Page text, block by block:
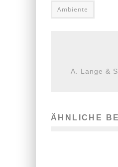
Ambiente
A. Lange &
ÄHNLICHE